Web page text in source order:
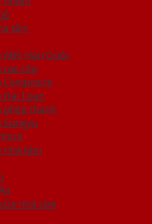
tắm
Hàn Quốc
cấp
Đài Loan
ghép thanh
nhà tắm
nhà tắm